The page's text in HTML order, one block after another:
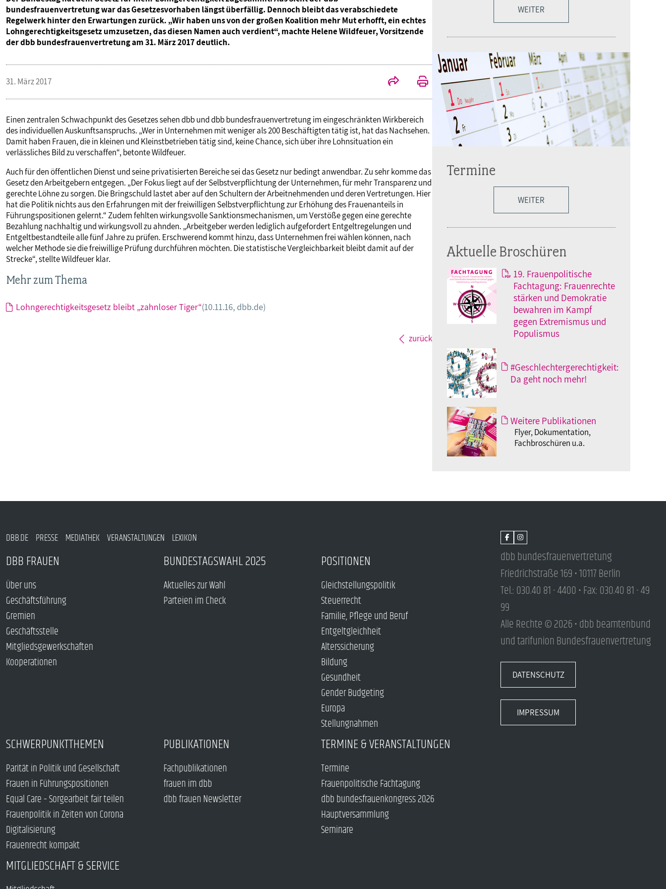
bundesfrauenvertretung war das Gesetzesvorhaben längst überfällig. Dennoch bleibt das verabschiedete
Regelwerk hinter den Erwartungen zurück. „Wir haben uns von der großen Koalition mehr Mut erhofft, ein echtes
Lohngerechtigkeitsgesetz umzusetzen, das diesen Namen auch verdient“, machte Helene Wildfeuer, Vorsitzende
der dbb bundesfrauenvertretung am 31. März 2017 deutlich.
31. März 2017
Einen zentralen Schwachpunkt des Gesetzes sehen dbb und dbb bundesfrauenvertretung im eingeschränkten Wirkbereich
des individuellen Auskunftsanspruchs. „Wer in Unternehmen mit weniger als 200 Beschäftigten tätig ist, hat das Nachsehen.
Damit haben Frauen, die in kleinen und Kleinstbetrieben tätig sind, keine Chance, sich über ihre Lohnsituation ein
verlässliches Bild zu verschaffen“, betonte Wildfeuer.
Auch für den öffentlichen Dienst und seine privatisierten Bereiche sei das Gesetz nur bedingt anwendbar. Zu sehr komme das
Gesetz den Arbeitgebern entgegen. „Der Fokus liegt auf der Selbstverpflichtung der Unternehmen, für mehr Transparenz und
gerechte Löhne zu sorgen. Die Bringschuld lastet aber auf den Schultern der Arbeitnehmenden und deren Vertretungen. Hier
hat die Politik nichts aus den Erfahrungen mit der freiwilligen Selbstverpflichtung zur Erhöhung des Frauenanteils in
Führungspositionen gelernt.“ Zudem fehlten wirkungsvolle Sanktionsmechanismen, um Verstöße gegen eine gerechte
Bezahlung nachhaltig und wirkungsvoll zu ahnden. „Arbeitgeber werden lediglich aufgefordert Entgeltregelungen und
Entgeltbestandteile alle fünf Jahre zu prüfen. Erschwerend kommt hinzu, dass Unternehmen frei wählen können, nach
welcher Methode sie die freiwillige Prüfung durchführen möchten. Die statistische Vergleichbarkeit bleibt damit auf der
Strecke“, stellte Wildfeuer klar.
Mehr zum Thema
Lohngerechtigkeitsgesetz bleibt „zahnloser Tiger“(10.11.16, dbb.de)
zurück
WEITER
Termine
WEITER
Aktuelle Broschüren
19. Frauenpolitische
Fachtagung: Frauenrechte
stärken und Demokratie
bewahren im Kampf
gegen Extremismus und
Populismus
#Geschlechtergerechtigkeit:
Da geht noch mehr!
Weitere Publikationen
Flyer, Dokumentation,
Fachbroschüren u.a.
DBB.DE PRESSE MEDIATHEK VERANSTALTUNGEN LEXIKON
DBB FRAUEN
Über uns
Geschäftsführung
Gremien
Geschäftsstelle
Mitgliedsgewerkschaften
Kooperationen
BUNDESTAGSWAHL 2025
Aktuelles zur Wahl
Parteien im Check
POSITIONEN
Gleichstellungspolitik
Steuerrecht
Familie, Pflege und Beruf
Entgeltgleichheit
Alterssicherung
Bildung
Gesundheit
Gender Budgeting
Europa
Stellungnahmen
SCHWERPUNKTTHEMEN
Parität in Politik und Gesellschaft
Frauen in Führungspositionen
Equal Care – Sorgearbeit fair teilen
Frauenpolitik in Zeiten von Corona
Digitalisierung
Frauenrecht kompakt
PUBLIKATIONEN
Fachpublikationen
frauen im dbb
dbb frauen Newsletter
TERMINE & VERANSTALTUNGEN
Termine
Frauenpolitische Fachtagung
dbb bundesfrauenkongress 2026
Hauptversammlung
Seminare
MITGLIEDSCHAFT & SERVICE
dbb bundesfrauenvertretung
Friedrichstraße 169 • 10117 Berlin
Tel.: 030.40 81 - 4400 • Fax: 030.40 81 - 49
99
Alle Rechte © 2026 • dbb beamtenbund
und tarifunion Bundesfrauenvertretung
DATENSCHUTZ
IMPRESSUM